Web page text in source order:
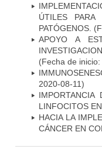
ÚTILES
PATÓGENOS.
APOYO A
(Fecha de
2020-08-11)
LINFOCITOS
HACIA LA
CÁNCER EN